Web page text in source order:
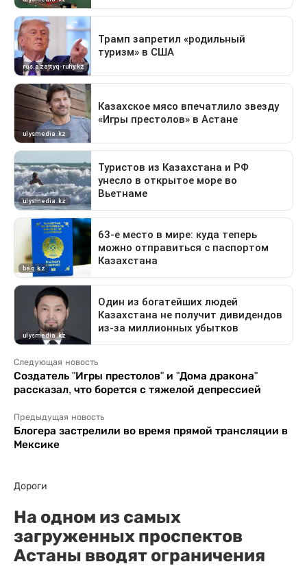
Следующая новость
Создатель "Игры престолов" и "Дома дракона"
рассказал, что борется с тяжелой депрессией
Предыдущая новость
Блогера застрелили во время прямой трансляции в
Мексике
Дороги
На одном из самых
загруженных проспектов
Астаны вводят ограничения